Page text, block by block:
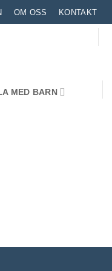
OM OSS KONTAKT
MED BARN